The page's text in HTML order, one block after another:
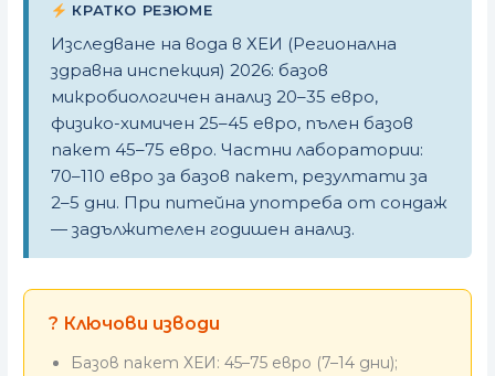
КРАТКО РЕЗЮМЕ
Изследване на вода в ХЕИ (Регионална
здравна инспекция) 2026: базов
микробиологичен анализ 20–35 евро,
физико-химичен 25–45 евро, пълен базов
пакет 45–75 евро. Частни лаборатории:
70–110 евро за базов пакет, резултати за
2–5 дни. При питейна употреба от сондаж
— задължителен годишен анализ.
? Ключови изводи
Базов пакет ХЕИ: 45–75 евро (7–14 дни);